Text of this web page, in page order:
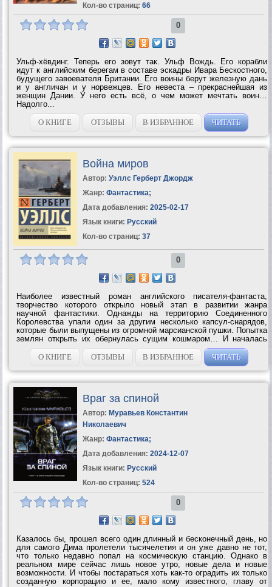
Кол-во страниц: 66
0
Ульф-хёвдинг. Теперь его зовут так. Ульф Вождь. Его корабли
идут к английским берегам в составе эскадры Ивара Бескостного,
будущего завоевателя Британии. Его воины берут железную дань
и у англичан и у норвежцев. Его невеста – прекраснейшая из
женщин Дании. У него есть всё, о чем может мечтать воин…
Надолго...
О КНИГЕ
ОТЗЫВЫ В ИЗБРАННОЕ ЧИТАТЬ
Война миров
Автор: Уэллс Герберт Джордж
Жанр: Фантастика;
Дата добавления: 2025-02-17
Язык книги: Русский
Кол-во страниц: 37
0
Наиболее известный роман английского писателя-фантаста,
творчество которого открыло новый этап в развитии жанра
научной фантастики. Однажды на территорию Соединенного
Королевства упали один за другим несколько капсул-снарядов,
которые были выпущены из огромной марсианской пушки. Попытка
землян открыть их обернулась сущим кошмаром… И началась
Война миров. Книга Герберта Уэллса впервые рассказала жителям
Земли...О КНИГЕ ОТЗЫВЫ В ИЗБРАННОЕ ЧИТАТЬ
Враг за спиной
Автор: Муравьев Константин
Николаевич
Жанр: Фантастика;
Дата добавления: 2024-12-07
Язык книги: Русский
Кол-во страниц: 524
0
Казалось бы, прошел всего один длинный и бесконечный день, но
для самого Дима пролетели тысячелетия и он уже давно не тот,
что только недавно попал на космическую станцию. Однако в
реальном мире сейчас лишь новое утро, новые дела и новые
возможности. И чтобы постараться хоть как-то оградить их только
созданную корпорацию и ее, мало кому известного, главу от